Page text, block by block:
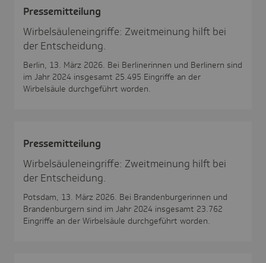
Pres­se­mit­tei­lung
Wirbelsäuleneingriffe: Zweitmeinung hilft bei
der Entscheidung.
Berlin, 13. März 2026. Bei Berlinerinnen und Berlinern sind
im Jahr 2024 insgesamt 25.495 Eingriffe an der
Wirbelsäule durchgeführt worden.
Pres­se­mit­tei­lung
Wirbelsäuleneingriffe: Zweitmeinung hilft bei
der Entscheidung.
Potsdam, 13. März 2026. Bei Brandenburgerinnen und
Brandenburgern sind im Jahr 2024 insgesamt 23.762
Eingriffe an der Wirbelsäule durchgeführt worden.